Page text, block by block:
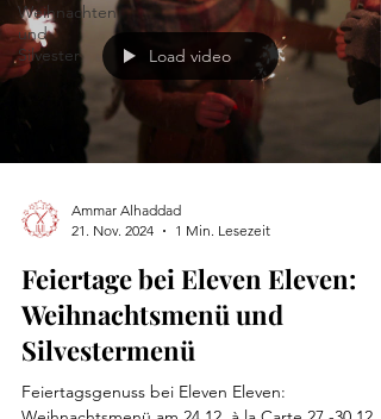
Weihnachten
und
Silvester
Load video
Ammar Alhaddad
21. Nov. 2024
1 Min. Lesezeit
Feiertage bei Eleven Eleven:
Weihnachtsmenü und
Silvestermenü
Feiertagsgenuss bei Eleven Eleven: